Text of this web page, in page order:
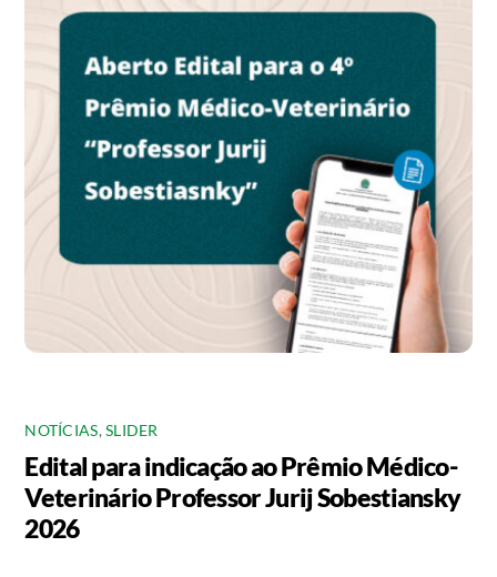
NOTÍCIAS,SLIDER
Edital para indicação ao Prêmio Médico-
Veterinário Professor Jurij Sobestiansky
2026